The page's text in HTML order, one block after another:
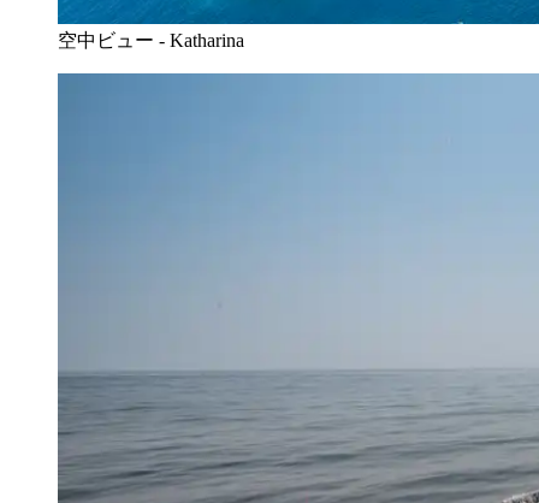
空中ビュー - Katharina